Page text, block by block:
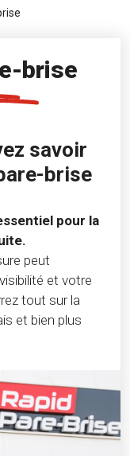
brise
savoir
brise
pour la
peut
et votre
tout sur la
et bien plus